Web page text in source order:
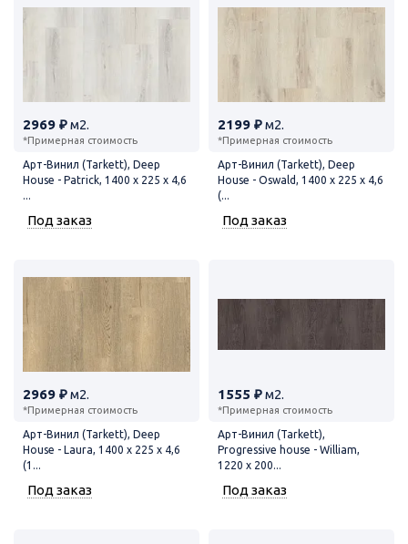
2969 ₽м2.
*Примерная стоимость
Арт-Винил (Tarkett), Deep
House - Patrick, 1400 x 225 x 4,6
...
Под заказ
2199 ₽м2.
*Примерная стоимость
Арт-Винил (Tarkett), Deep
House - Oswald, 1400 x 225 x 4,6
(...
Под заказ
2969 ₽м2.
*Примерная стоимость
Арт-Винил (Tarkett), Deep
House - Laura, 1400 x 225 x 4,6
(1...
Под заказ
1555 ₽м2.
*Примерная стоимость
Арт-Винил (Tarkett),
Progressive house - William,
1220 x 200...
Под заказ